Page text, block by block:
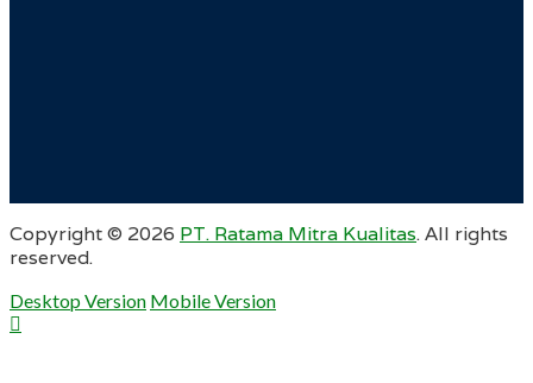
Copyright © 2026 PT. Ratama Mitra Kualitas. All rights
reserved.
Desktop Version Mobile Version